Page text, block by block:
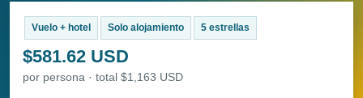
Vuelo + hotel Solo alojamiento 5 estrellas
$581.62 USD
por persona · total $1,163 USD